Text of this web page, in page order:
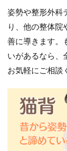
姿勢や整形外科
り、他の整体院
善に導きます。
いがあるなら、
お気軽にご相談